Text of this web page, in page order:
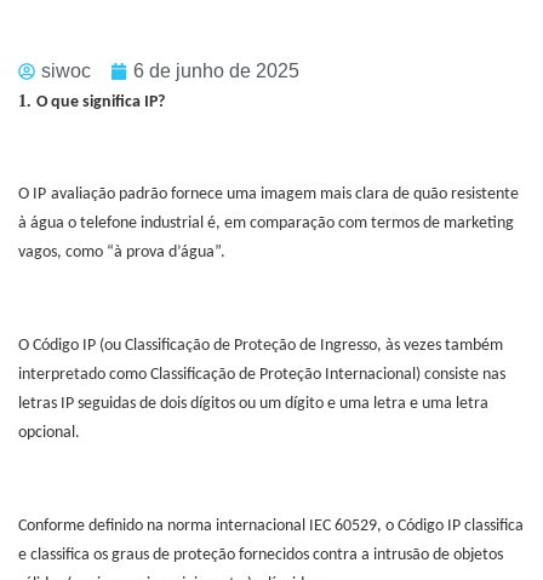
siwoc 6 de junho de 2025
1. O que significa IP?
O IP avaliação padrão fornece uma imagem mais clara de quão resistente
à água o telefone industrial é, em comparação com termos de marketing
vagos, como “à prova d’água”.
O Código IP (ou Classificação de Proteção de Ingresso, às vezes também
interpretado como Classificação de Proteção Internacional) consiste nas
letras IP seguidas de dois dígitos ou um dígito e uma letra e uma letra
opcional.
Conforme definido na norma internacional IEC 60529, o Código IP classifica
e classifica os graus de proteção fornecidos contra a intrusão de objetos